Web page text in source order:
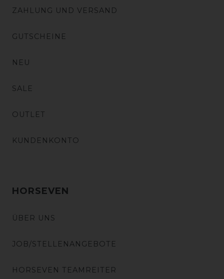
ZAHLUNG UND VERSAND
GUTSCHEINE
NEU
SALE
OUTLET
KUNDENKONTO
HORSEVEN
ÜBER UNS
JOB/STELLENANGEBOTE
HORSEVEN TEAMREITER